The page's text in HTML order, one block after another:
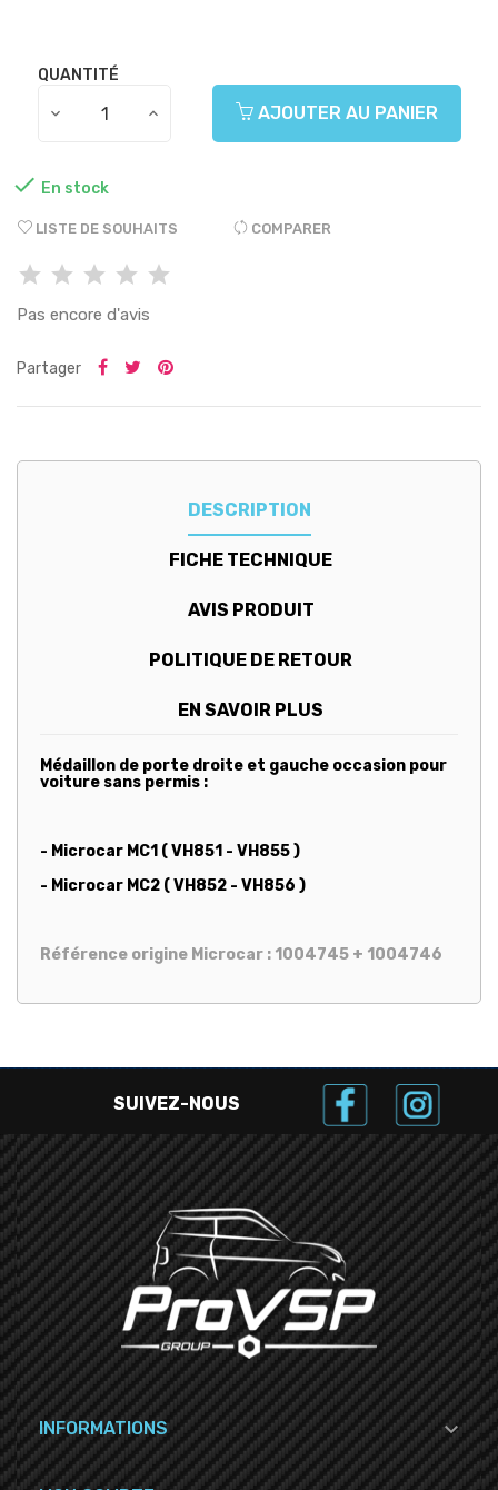
QUANTITÉ
AJOUTER AU PANIER
 En stock
LISTE DE SOUHAITS COMPARER
Pas encore d'avis
Partager
DESCRIPTION
FICHE TECHNIQUE
AVIS PRODUIT
POLITIQUE DE RETOUR
EN SAVOIR PLUS
Médaillon de porte droite et gauche occasion pour
voiture sans permis :
- Microcar MC1 ( VH851 - VH855 )
- Microcar MC2 ( VH852 - VH856 )
Référence origine Microcar : 1004745 + 1004746
SUIVEZ-NOUS
INFORMATIONS 